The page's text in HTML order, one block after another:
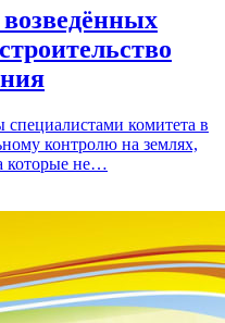
комитета в
контролю на землях,
которые не…